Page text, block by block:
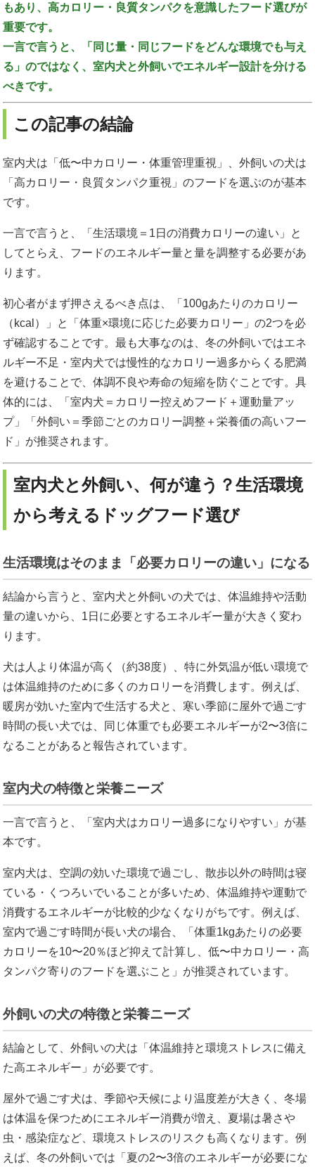
もあり、高カロリー・良質タンパクを意識したフード選びが
重要です。
一言で言うと、「同じ量・同じフードをどんな環境でも与え
る」のではなく、室内犬と外飼いでエネルギー設計を分ける
べきです。
この記事の結論
室内犬は「低〜中カロリー・体重管理重視」、外飼いの犬は
「高カロリー・良質タンパク重視」のフードを選ぶのが基本
です。
一言で言うと、「生活環境＝1日の消費カロリーの違い」と
してとらえ、フードのエネルギー量と量を調整する必要があ
ります。
初心者がまず押さえるべき点は、「100gあたりのカロリー
（kcal）」と「体重×環境に応じた必要カロリー」の2つを必
ず確認することです。最も大事なのは、冬の外飼いではエネ
ルギー不足・室内犬では慢性的なカロリー過多からくる肥満
を避けることで、体調不良や寿命の短縮を防ぐことです。具
体的には、「室内犬＝カロリー控えめフード＋運動量アッ
プ」「外飼い＝季節ごとのカロリー調整＋栄養価の高いフー
ド」が推奨されます。
室内犬と外飼い、何が違う？生活環境
から考えるドッグフード選び
生活環境はそのまま「必要カロリーの違い」になる
結論から言うと、室内犬と外飼いの犬では、体温維持や活動
量の違いから、1日に必要とするエネルギー量が大きく変わ
ります。
犬は人より体温が高く（約38度）、特に外気温が低い環境で
は体温維持のために多くのカロリーを消費します。例えば、
暖房が効いた室内で生活する犬と、寒い季節に屋外で過ごす
時間の長い犬では、同じ体重でも必要エネルギーが2〜3倍に
なることがあると報告されています。
室内犬の特徴と栄養ニーズ
一言で言うと、「室内犬はカロリー過多になりやすい」が基
本です。
室内犬は、空調の効いた環境で過ごし、散歩以外の時間は寝
ている・くつろいでいることが多いため、体温維持や運動で
消費するエネルギーが比較的少なくなりがちです。例えば、
室内で過ごす時間が長い犬の場合、「体重1kgあたりの必要
カロリーを10〜20％ほど抑えて計算し、低〜中カロリー・高
タンパク寄りのフードを選ぶこと」が推奨されています。
外飼いの犬の特徴と栄養ニーズ
結論として、外飼いの犬は「体温維持と環境ストレスに備え
た高エネルギー」が必要です。
屋外で過ごす犬は、季節や天候により温度差が大きく、冬場
は体温を保つためにエネルギー消費が増え、夏場は暑さや
虫・感染症など、環境ストレスのリスクも高くなります。例
えば、冬の外飼いでは「夏の2〜3倍のエネルギーが必要にな